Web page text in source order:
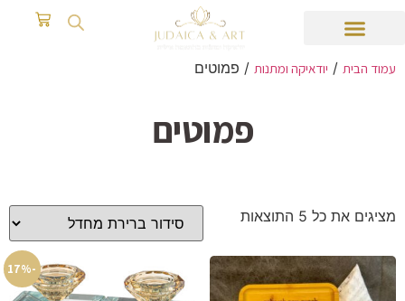
עמוד הבית / יודאיקה ומתנות / פמוטים
פמוטים
מציגים את כל ⁦5⁩ התוצאות
-17%